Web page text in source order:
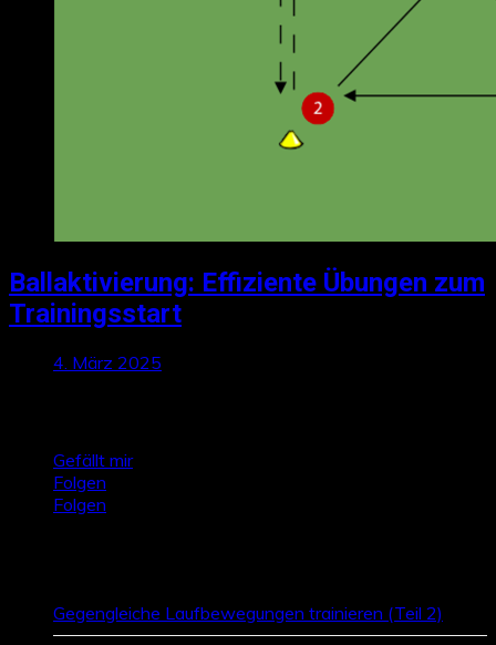
Ballaktivierung: Effiziente Übungen zum
Trainingsstart
4. März 2025
Gefällt mir
Folgen
Folgen
Gegengleiche Laufbewegungen trainieren (Teil 2)